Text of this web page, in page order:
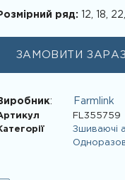
ряд: 12, 18,
ЗАМОВИТИ ЗАРАЗ
: Farmlink
FL355759
Зшиваючі